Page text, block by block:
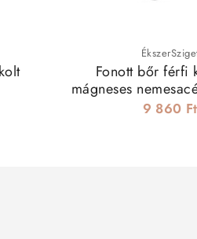
Fonott bőr férfi
mágneses
9 860 Ft